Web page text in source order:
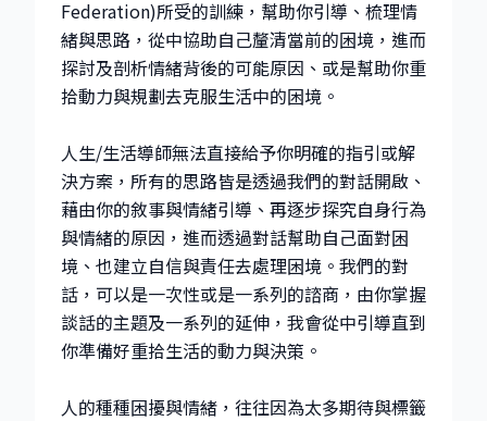
Federation)所受的訓練，幫助你引導、梳理情
緒與思路，從中協助自己釐清當前的困境，進而
探討及剖析情緒背後的可能原因、或是幫助你重
拾動力與規劃去克服生活中的困境。
人生/生活導師無法直接給予你明確的指引或解
決方案，所有的思路皆是透過我們的對話開啟、
藉由你的敘事與情緒引導、再逐步探究自身行為
與情緒的原因，進而透過對話幫助自己面對困
境、也建立自信與責任去處理困境。我們的對
話，可以是一次性或是一系列的諮商，由你掌握
談話的主題及一系列的延伸，我會從中引導直到
你準備好重拾生活的動力與決策。
人的種種困擾與情緒，往往因為太多期待與標籤